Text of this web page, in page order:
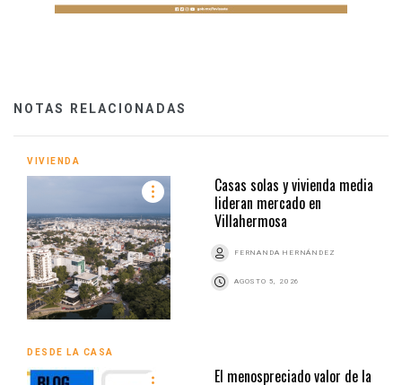
NOTAS RELACIONADAS
VIVIENDA
Casas solas y vivienda media
lideran mercado en
Villahermosa
FERNANDA HERNÁNDEZ
AGOSTO 5, 2026
DESDE LA CASA
El menospreciado valor de la